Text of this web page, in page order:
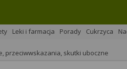
Leki i farmacja Porady Cukrzyca
przeciwwskazania, skutki uboczne